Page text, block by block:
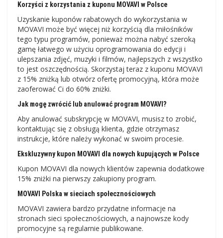
Korzyści z korzystania z kuponu MOVAVI w Polsce
Uzyskanie kuponów rabatowych do wykorzystania w
MOVAVI może być więcej niż korzyścią dla miłośników
tego typu programów, ponieważ można nabyć szeroką
gamę łatwego w użyciu oprogramowania do edycji i
ulepszania zdjęć, muzyki i filmów, najlepszych z wszystko
to jest oszczędnością. Skorzystaj teraz z kuponu MOVAVI
z 15% zniżką lub otwórz ofertę promocyjną, która może
zaoferować Ci do 60% zniżki.
Jak mogę zwrócić lub anulować program MOVAVI?
Aby anulować subskrypcję w MOVAVI, musisz to zrobić,
kontaktując się z obsługą klienta, gdzie otrzymasz
instrukcje, które należy wykonać w swoim procesie.
Ekskluzywny kupon MOVAVI dla nowych kupujących w Polsce
Kupon MOVAVI dla nowych klientów zapewnia dodatkowe
15% zniżki na pierwszy zakupiony program.
MOVAVI Polska w sieciach społecznościowych
MOVAVI zawiera bardzo przydatne informacje na
stronach sieci społecznościowych, a najnowsze kody
promocyjne są regularnie publikowane.